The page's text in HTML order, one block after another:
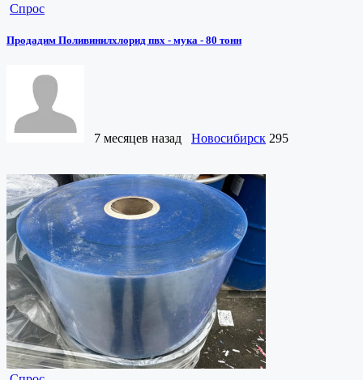
Спрос
Продадим Поливинилхлорид пвх - мука - 80 тонн
7 месяцев назад Новосибирск 295